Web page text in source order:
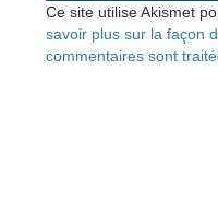
Ce site utilise Akismet
savoir plus sur la façon
commentaires sont